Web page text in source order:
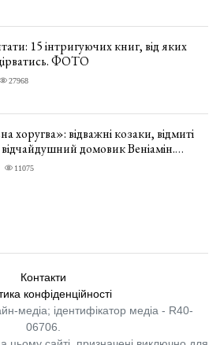
15 інтригуючих книг, від яких
ФОТО
27968
хоругва»: відважні козаки, відмиті
домовик Веніамін.
11075
Контакти
конфіденційності
медіа; ідентифікатор медіа - R40-
06706.